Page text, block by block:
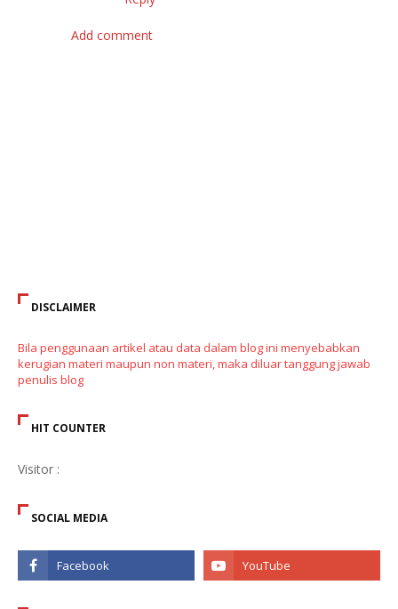
Add comment
DISCLAIMER
Bila penggunaan artikel atau data dalam blog ini menyebabkan
kerugian materi maupun non materi, maka diluar tanggung jawab
penulis blog
HIT COUNTER
Visitor :
SOCIAL MEDIA